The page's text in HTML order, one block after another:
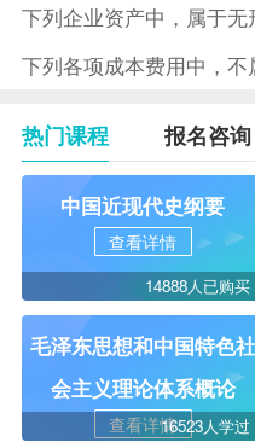
下列企业资产中，属于
下列各项成本费用中，不
热门课程 报名咨询
中国近现代史纲要
查看详情
14888人已购买
毛泽东思想和中国特色社
会主义理论体系概论
查看详情16523人学过